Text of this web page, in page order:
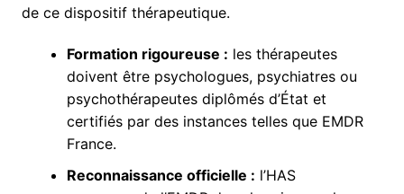
de ce dispositif thérapeutique.
Formation rigoureuse : les thérapeutes
doivent être psychologues, psychiatres ou
psychothérapeutes diplômés d’État et
certifiés par des instances telles que EMDR
France.
Reconnaissance officielle : l’HAS